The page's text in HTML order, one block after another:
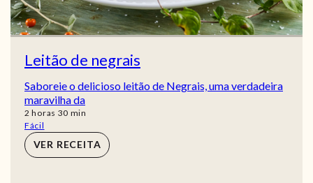
Leitão de negrais
Saboreie o delicioso leitão de Negrais, uma verdadeira
maravilha da
2 horas
horas 30 min
min
Fácil
VER RECEITA